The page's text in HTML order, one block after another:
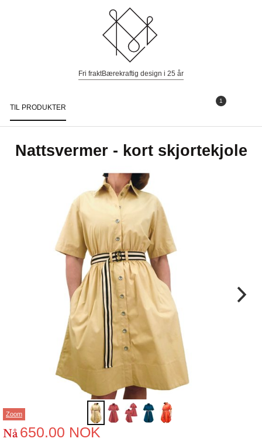
Fri fraktBærekraftig design i 25 år
1
TIL PRODUKTER
Nattsvermer - kort skjortekjole
Zoom
Nå650.00 NOK